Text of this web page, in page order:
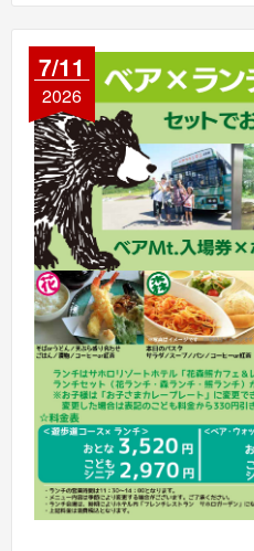
7/11
2026